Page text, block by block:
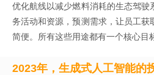
优化航线以减少燃料消耗的生态驾驶
务活动和资源，预测需求，让员工获
简便。所有这些用途都有一个核心目
2023年，生成式人工智能的